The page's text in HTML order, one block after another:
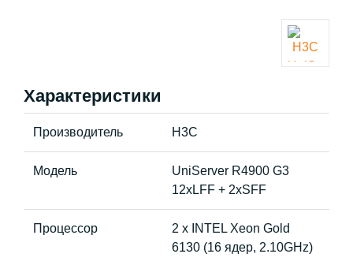
Характеристики
Производитель H3C
Модель
UniServer R4900 G3
12xLFF + 2xSFF
Процессор
2 x INTEL Xeon Gold
6130 (16 ядер, 2.10GHz)